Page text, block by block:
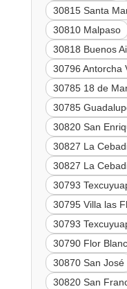
30815 Santa
30810 Malpaso
30818 Buenos
30796 Antorcha
30785 18 de
30785
30820 San
30827 La
30827 La
30793
30795 Villa las
30793
30790 Flor
30870 San José
30820 San